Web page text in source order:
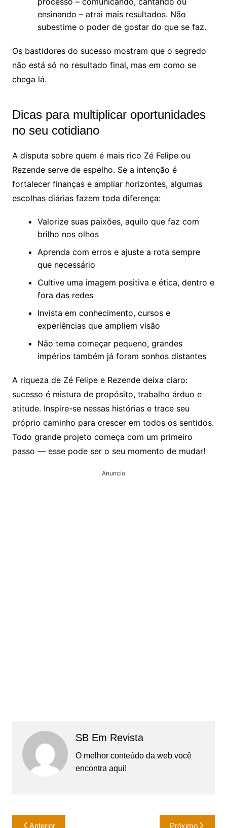
ensinando – atrai mais resultados. Não
subestime o poder de gostar do que se faz.
Os bastidores do sucesso mostram que o segredo
não está só no resultado final, mas em como se
chega lá.
Dicas para multiplicar oportunidades
no seu cotidiano
A disputa sobre quem é mais rico Zé Felipe ou
Rezende serve de espelho. Se a intenção é
fortalecer finanças e ampliar horizontes, algumas
escolhas diárias fazem toda diferença:
Valorize suas paixões, aquilo que faz com
brilho nos olhos
Aprenda com erros e ajuste a rota sempre
que necessário
Cultive uma imagem positiva e ética, dentro e
fora das redes
Invista em conhecimento, cursos e
experiências que ampliem visão
Não tema começar pequeno, grandes
impérios também já foram sonhos distantes
A riqueza de Zé Felipe e Rezende deixa claro:
sucesso é mistura de propósito, trabalho árduo e
atitude. Inspire-se nessas histórias e trace seu
próprio caminho para crescer em todos os sentidos.
Todo grande projeto começa com um primeiro
passo — esse pode ser o seu momento de mudar!
Anuncio
SB Em Revista
O melhor conteúdo da web você
encontra aqui!
Navegação
Anterior Próximo